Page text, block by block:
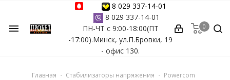
menu
8 029 337-14-01
8 029 337-14-01
ПН-ЧТ с 9:00-18:00(ПТ
-17:00).Минск, ул.П.Бровки, 19
- офис 130.
0
Главная Стабилизаторы напряжения
Powercom